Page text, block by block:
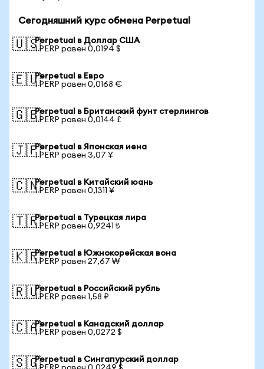
Сегодняшний курс обмена Perpetual
🇺🇸Perpetual в Доллар США
1 PERP равен 0,0194 $
🇪🇺Perpetual в Евро
1 PERP равен 0,0168 €
🇬🇧Perpetual в Британский фунт стерлингов
1 PERP равен 0,0144 £
🇯🇵Perpetual в Японская иена
1 PERP равен 3,07 ¥
🇨🇳Perpetual в Китайский юань
1 PERP равен 0,1311 ¥
🇹🇷Perpetual в Турецкая лира
1 PERP равен 0,9241 ₺
🇰🇷Perpetual в Южнокорейская вона
1 PERP равен 27,67 ₩
🇷🇺Perpetual в Российский рубль
1 PERP равен 1,58 ₽
🇨🇦Perpetual в Канадский доллар
1 PERP равен 0,0272 $
🇸🇬Perpetual в Сингапурский доллар